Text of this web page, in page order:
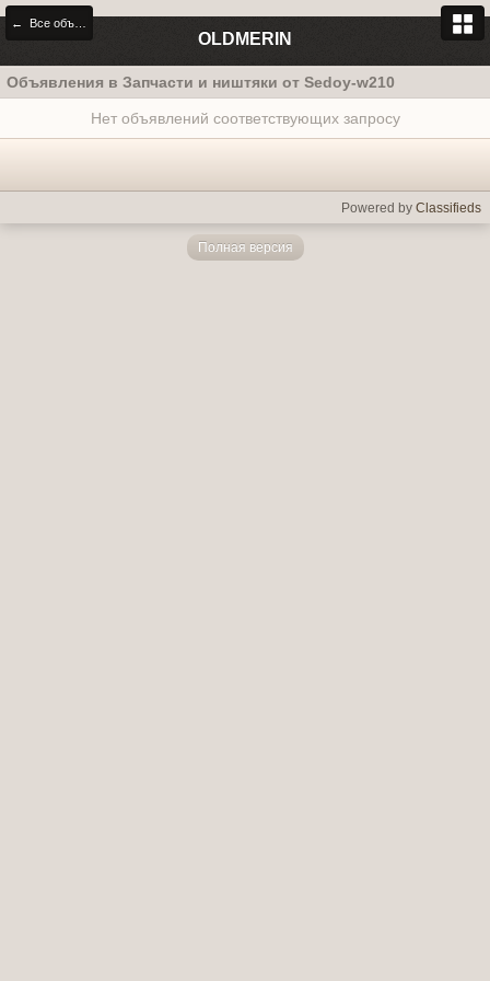
OLDMERIN
Объявления в Запчасти и ништяки от Sedoy-w210
Нет объявлений соответствующих запросу
Powered by Classifieds
Полная версия